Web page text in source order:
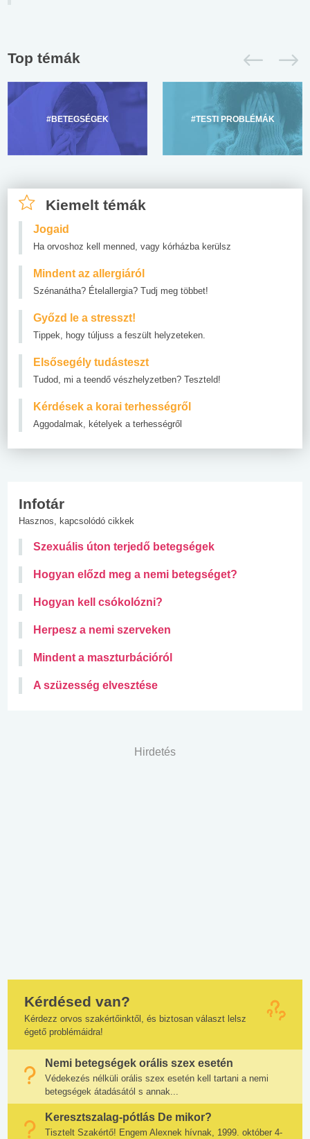
Top témák
#BETEGSÉGEK #TESTI PROBLÉMÁK
Kiemelt témák
Jogaid
Ha orvoshoz kell menned, vagy kórházba kerülsz
Mindent az allergiáról
Szénanátha? Ételallergia? Tudj meg többet!
Győzd le a stresszt!
Tippek, hogy túljuss a feszült helyzeteken.
Elsősegély tudásteszt
Tudod, mi a teendő vészhelyzetben? Teszteld!
Kérdések a korai terhességről
Aggodalmak, kételyek a terhességről
Infotár
Hasznos, kapcsolódó cikkek
Szexuális úton terjedő betegségek
Hogyan előzd meg a nemi betegséget?
Hogyan kell csókolózni?
Herpesz a nemi szerveken
Mindent a maszturbációról
A szüzesség elvesztése
Hirdetés
Kérdésed van?
Kérdezz orvos szakértőinktől, és biztosan választ lelsz
égető problémáidra!
Nemi betegségek orális szex esetén
Védekezés nélküli orális szex esetén kell tartani a nemi
betegségek átadásától s annak...
Keresztszalag-pótlás De mikor?
Tisztelt Szakértő! Engem Alexnek hívnak, 1999. október 4-